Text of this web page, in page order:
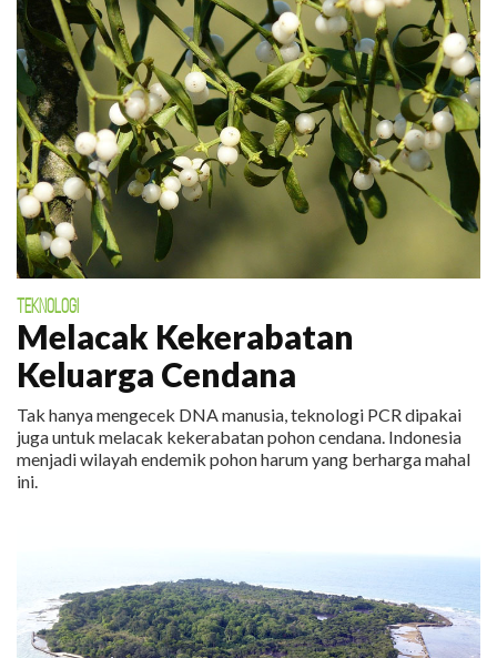
TEKNOLOGI
Melacak Kekerabatan
Keluarga Cendana
Tak hanya mengecek DNA manusia, teknologi PCR dipakai
juga untuk melacak kekerabatan pohon cendana. Indonesia
menjadi wilayah endemik pohon harum yang berharga mahal
ini.